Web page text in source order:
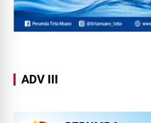
ADV III